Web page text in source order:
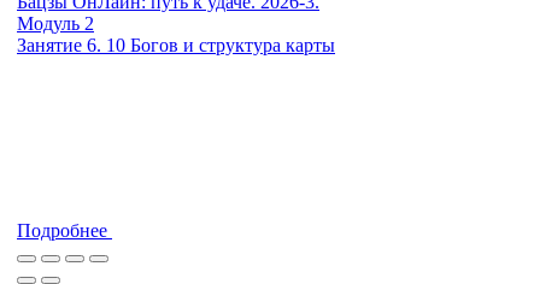
Модуль 2
Занятие 6. 10 Богов и структура карты
Подробнее